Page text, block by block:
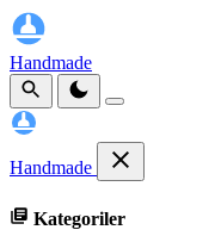
Handmade
Handmade
Kategoriler